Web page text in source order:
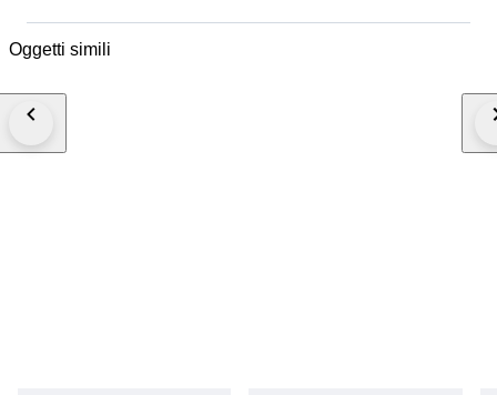
smooth and approachable style elevated to collector-grade quality.
Single Malt Scotch Whisky Volume: 70cl Natural cask strength Non-chill
Releases are among the most anticipated whisky launches each year,
The Singleton 2021 Special Release is a sought-after bottling that
Oggetti simili